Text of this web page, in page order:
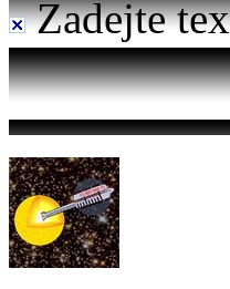
Zadejte